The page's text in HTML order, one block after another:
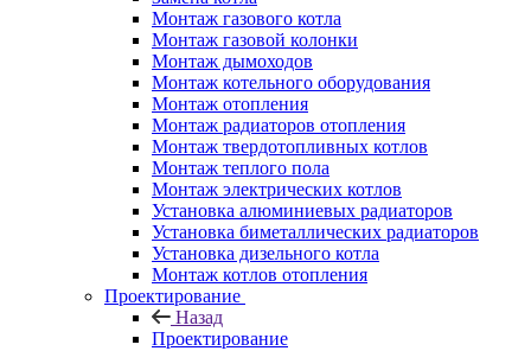
Монтаж газового котла
Монтаж газовой колонки
Монтаж дымоходов
Монтаж котельного оборудования
Монтаж отопления
Монтаж радиаторов отопления
Монтаж твердотопливных котлов
Монтаж теплого пола
Монтаж электрических котлов
Установка алюминиевых радиаторов
Установка биметаллических радиаторов
Установка дизельного котла
Монтаж котлов отопления
Проектирование
Назад
Проектирование